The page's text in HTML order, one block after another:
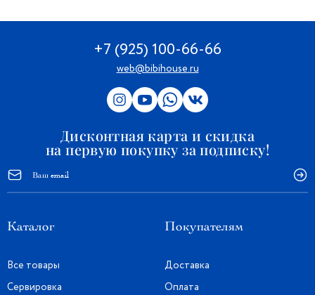
+7 (925) 100-66-66
web@bibihouse.ru
Дисконтная карта и скидка
на первую покупку за подписку!
Каталог
Все товары
Сервировка
Покупателям
Доставка
Оплата